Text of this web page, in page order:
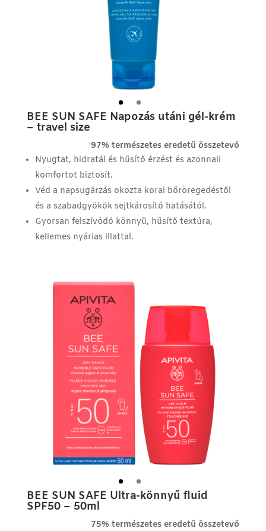
BEE SUN SAFE Napozás utáni gél-krém
– travel size
97% természetes eredetű összetevő
Nyugtat, hidratál és hűsítő érzést és azonnali
komfortot biztosít.
Véd a napsugárzás okozta korai bőröregedéstől
és a szabadgyökök sejtkárosító hatásától.
Gyorsan felszívódó könnyű, hűsítő textúra,
kellemes nyárias illattal.
BEE SUN SAFE Ultra-könnyű fluid
SPF50 – 50ml
75% természetes eredetű összetevő